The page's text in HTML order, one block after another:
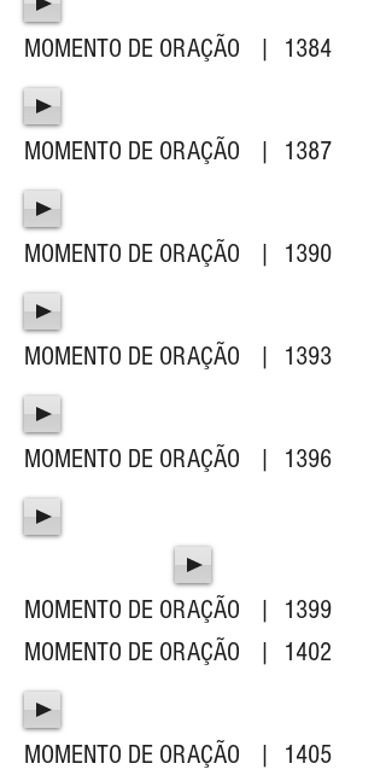
MOMENTO DE ORAÇÃO | 1384
MOMENTO DE ORAÇÃO | 1387
MOMENTO DE ORAÇÃO | 1390
MOMENTO DE ORAÇÃO | 1393
MOMENTO DE ORAÇÃO | 1396
MOMENTO DE ORAÇÃO | 1399
MOMENTO DE ORAÇÃO | 1402
MOMENTO DE ORAÇÃO | 1405